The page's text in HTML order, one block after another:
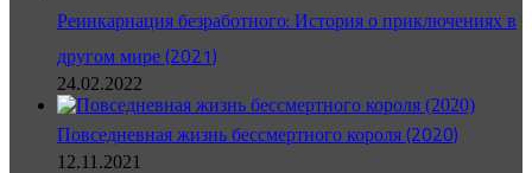
Реинкарнация безработного: История о приключениях в
другом мире (2021)
24.02.2022
Повседневная жизнь бессмертного короля (2020)
12.11.2021